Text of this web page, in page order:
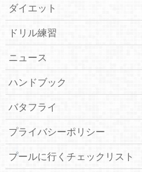
ダイエット
ドリル練習
ニュース
ハンドブック
バタフライ
プライバシーポリシー
プールに行くチェックリスト